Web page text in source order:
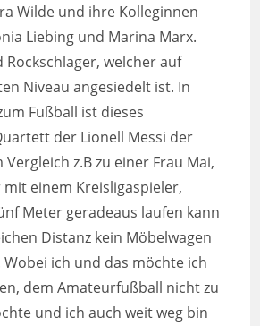
Wilde und ihre Kolleginnen
Liebing und Marina Marx.
Rockschlager, welcher auf
Niveau angesiedelt ist. In
Fußball ist dieses
der Lionell Messi der
z.B zu einer Frau Mai,
einem Kreisligaspieler,
Meter geradeaus laufen kann
Distanz kein Möbelwagen
ich und das möchte ich
dem Amateurfußball nicht zu
und ich auch weit weg bin